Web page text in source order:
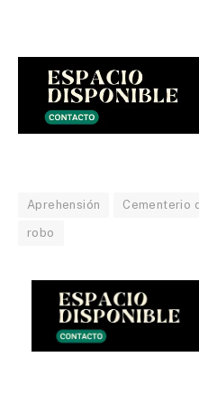
Aprehensión Cementerio
robo